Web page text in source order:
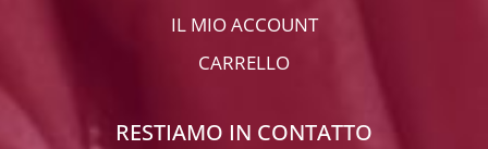
IL MIO ACCOUNT
CARRELLO
RESTIAMO IN CONTATTO